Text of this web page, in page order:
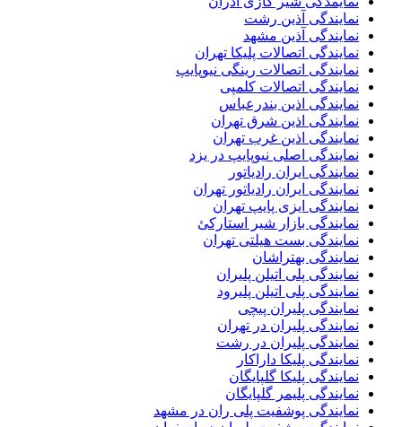
نمایندگی آذین رشت
نمایندگی آذین مشهد
نمایندگی اتصالات پلیکا تهران
نمایندگی اتصالات رینگی نیوپایپ
نمایندگی اتصالات کلمپی
نمایندگی اذین بندرعباس
نمایندگی اذین شرق تهران
نمایندگی اذین غرب تهران
نمایندگی اصلی نیوپایپ در یزد
نمایندگی ایران رادیاتور
نمایندگی ایران رادیاتور تهران
نمایندگی ایزی پایپ تهران
نمایندگی بازار شیر استارکئ
نمایندگی بست هیلتی تهران
نمایندگی بهتراشان
نمایندگی پلی اتیلن پلیران
نمایندگی پلی اتیلن پلیرود
نمایندگی پلیران پیچی
نمایندگی پلیران در تهران
نمایندگی پلیران در رشت
نمایندگی پلیکا داراکار
نمایندگی پلیکا گلپایگان
نمایندگی پلیمر گلپایگان
نمایندگی پوشفیت پلی ران در مشهد